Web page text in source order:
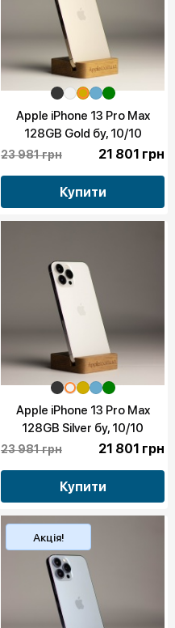
Apple iPhone 13 Pro Max
128GB Gold бу, 10/10
23 981 грн 21 801 грн
Купити
Apple iPhone 13 Pro Max
128GB Silver бу, 10/10
23 981 грн 21 801 грн
Купити
Акція!